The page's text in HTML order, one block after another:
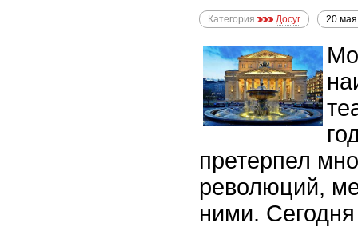
Категория Досуг 20
претерпел
революций,
ними.